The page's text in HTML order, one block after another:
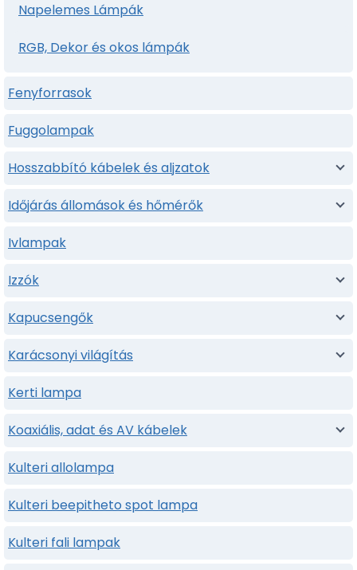
Napelemes Lámpák
RGB, Dekor és okos lámpák
Fenyforrasok
Fuggolampak
Hosszabbító kábelek és aljzatok
Időjárás állomások és hőmérők
Ivlampak
Izzók
Kapucsengők
Karácsonyi világítás
Kerti lampa
Koaxiális, adat és AV kábelek
Kulteri allolampa
Kulteri beepitheto spot lampa
Kulteri fali lampak